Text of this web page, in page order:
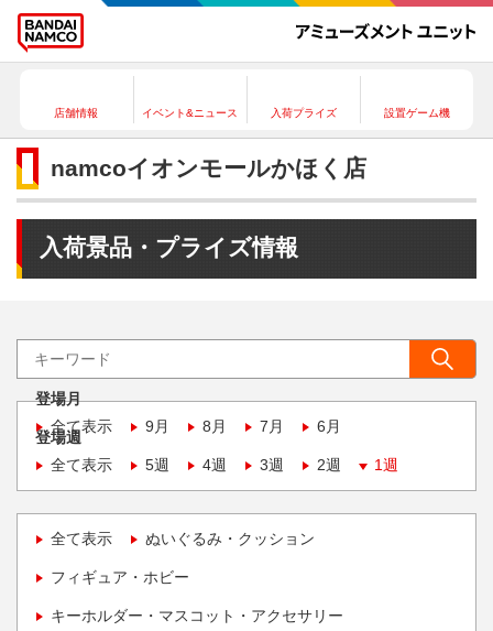
店舗情報 イベント&ニュース 入荷プライズ 設置ゲーム機
namcoイオンモールかほく店
入荷景品・プライズ情報
登場月
全て表示
9月 8月 7月 6月
登場週
全て表示
5週 4週 3週 2週 1週
全て表示 ぬいぐるみ・クッション
フィギュア・ホビー
キーホルダー・マスコット・アクセサリー